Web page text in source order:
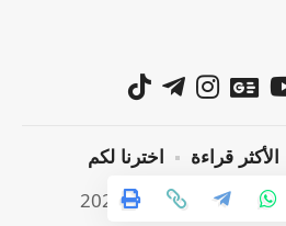
@ صراحة نيوز 2024
الأكثر قراءة اخترنا لكم